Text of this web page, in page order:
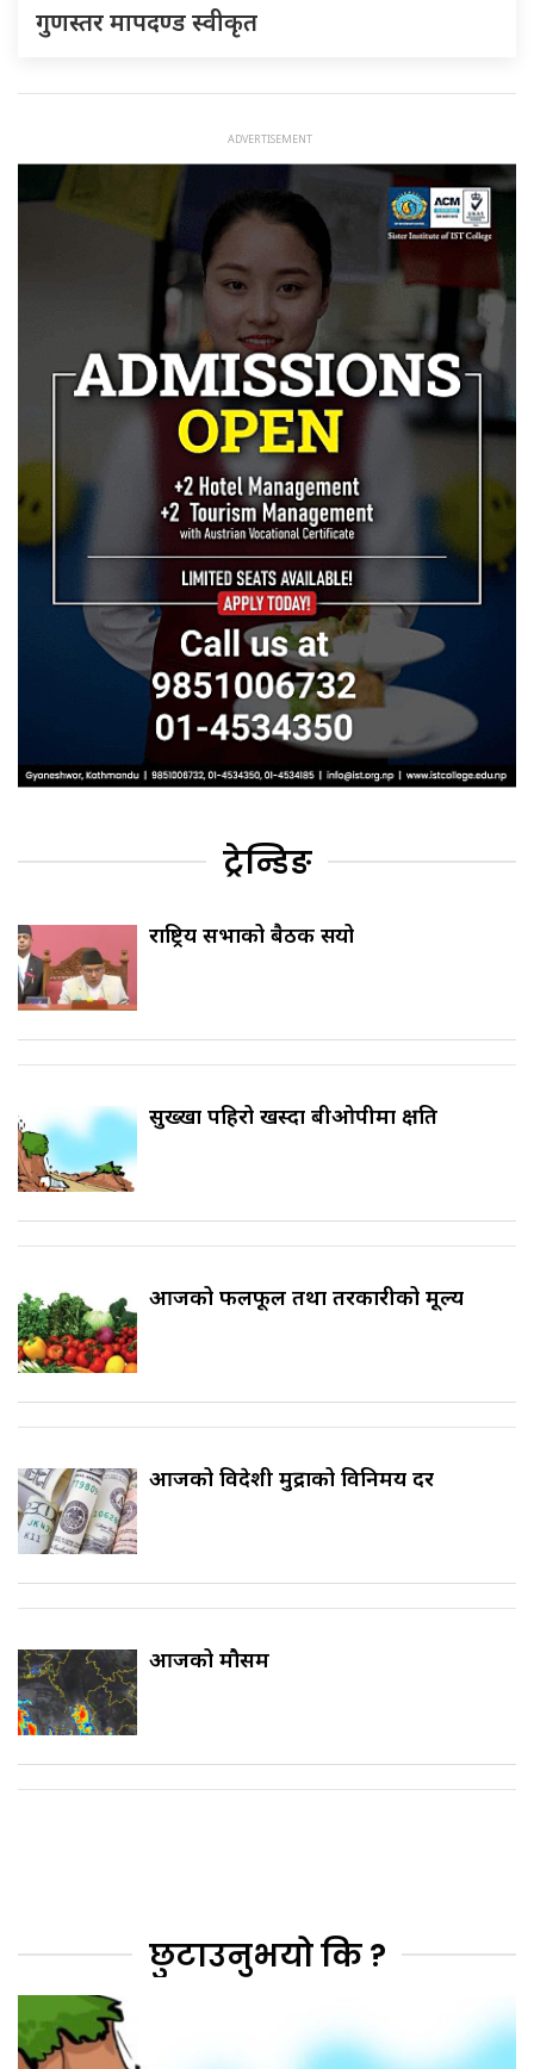
गुणस्तर मापदण्ड स्वीकृत
ट्रेन्डिङ
राष्ट्रिय सभाको बैठक सर्‍यो
सुख्खा पहिरो खस्दा बीओपीमा क्षति
आजको फलफूल तथा तरकारीको मूल्य
आजको विदेशी मुद्राको विनिमय दर
आजको मौसम
छुटाउनुभयो कि ?